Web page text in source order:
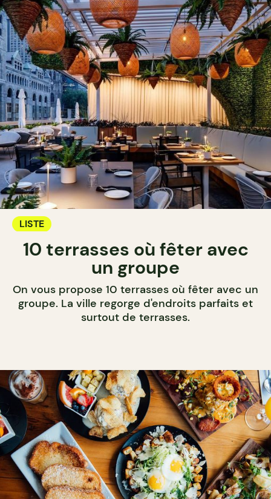
LISTE
10 terrasses où fêter avec
un groupe
On vous propose 10 terrasses où fêter avec un
groupe. La ville regorge d'endroits parfaits et
surtout de terrasses.